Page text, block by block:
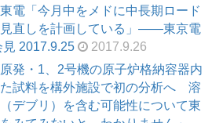
電「今月中をメドに中長期ロード
直しを計画している」――東京電
見 2017.9.25
2017.9.26
発・1、2号機の原子炉格納容器内
試料を構外施設で初の分析へ 溶
デブリ）を含む可能性について東